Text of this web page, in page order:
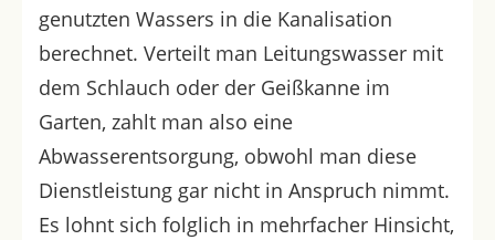
genutzten Wassers in die Kanalisation
berechnet. Verteilt man Leitungswasser mit
dem Schlauch oder der Geißkanne im
Garten, zahlt man also eine
Abwasserentsorgung, obwohl man diese
Dienstleistung gar nicht in Anspruch nimmt.
Es lohnt sich folglich in mehrfacher Hinsicht,